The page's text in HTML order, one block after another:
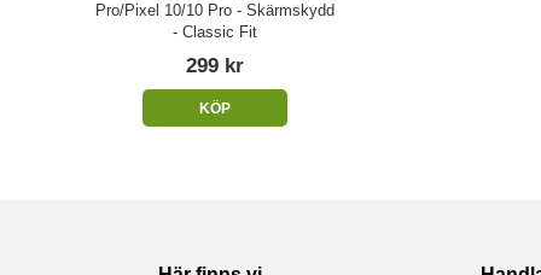
Pro/Pixel 10/10 Pro - Skärmskydd
- Classic Fit
299 kr
KÖP